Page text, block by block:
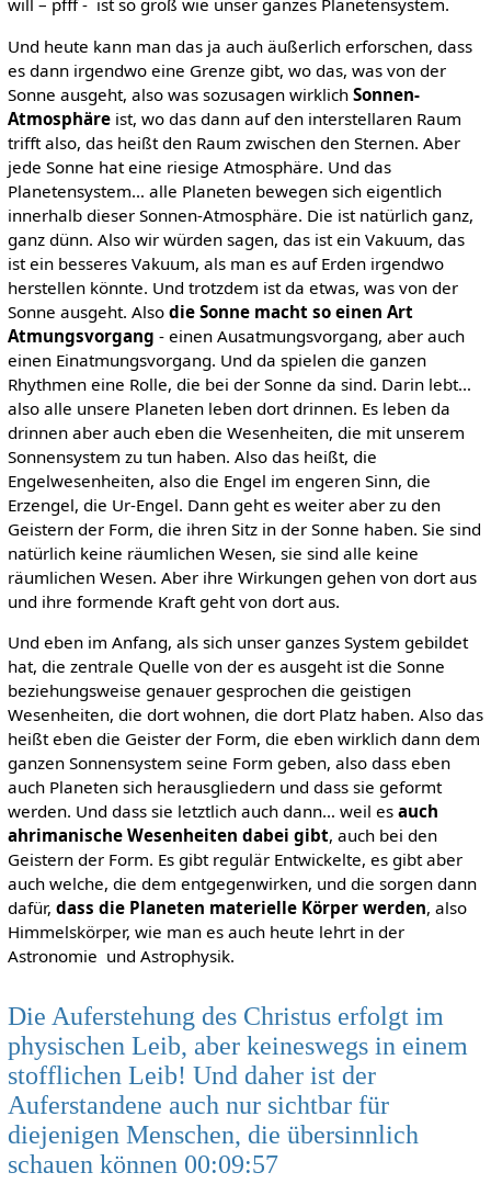
will – pfff - ist so groß wie unser ganzes Planetensystem.
Und heute kann man das ja auch äußerlich erforschen, dass
es dann irgendwo eine Grenze gibt, wo das, was von der
Sonne ausgeht, also was sozusagen wirklich Sonnen-
Atmosphäreist, wo das dann auf den interstellaren Raum
trifft also, das heißt den Raum zwischen den Sternen. Aber
jede Sonne hat eine riesige Atmosphäre. Und das
Planetensystem… alle Planeten bewegen sich eigentlich
innerhalb dieser Sonnen-Atmosphäre. Die ist natürlich ganz,
ganz dünn. Also wir würden sagen, das ist ein Vakuum, das
ist ein besseres Vakuum, als man es auf Erden irgendwo
herstellen könnte. Und trotzdem ist da etwas, was von der
Sonne ausgeht. Also die Sonne macht so einen Art
Atmungsvorgang - einen Ausatmungsvorgang, aber auch
einen Einatmungsvorgang. Und da spielen die ganzen
Rhythmen eine Rolle, die bei der Sonne da sind. Darin lebt…
also alle unsere Planeten leben dort drinnen. Es leben da
drinnen aber auch eben die Wesenheiten, die mit unserem
Sonnensystem zu tun haben. Also das heißt, die
Engelwesenheiten, also die Engel im engeren Sinn, die
Erzengel, die Ur-Engel. Dann geht es weiter aber zu den
Geistern der Form, die ihren Sitz in der Sonne haben. Sie sind
natürlich keine räumlichen Wesen, sie sind alle keine
räumlichen Wesen. Aber ihre Wirkungen gehen von dort aus
und ihre formende Kraft geht von dort aus.
Und eben im Anfang, als sich unser ganzes System gebildet
hat, die zentrale Quelle von der es ausgeht ist die Sonne
beziehungsweise genauer gesprochen die geistigen
Wesenheiten, die dort wohnen, die dort Platz haben. Also das
heißt eben die Geister der Form, die eben wirklich dann dem
ganzen Sonnensystem seine Form geben, also dass eben
auch Planeten sich herausgliedern und dass sie geformt
werden. Und dass sie letztlich auch dann… weil es auch
ahrimanische Wesenheiten dabei gibt, auch bei den
Geistern der Form. Es gibt regulär Entwickelte, es gibt aber
auch welche, die dem entgegenwirken, und die sorgen dann
dafür, dass die Planeten materielle Körper werden, also
Himmelskörper, wie man es auch heute lehrt in der
Astronomie und Astrophysik.
Die Auferstehung des Christus erfolgt im
physischen Leib, aber keineswegs in einem
stofflichen Leib! Und daher ist der
Auferstandene auch nur sichtbar für
diejenigen Menschen, die übersinnlich
schauen können 00:09:57